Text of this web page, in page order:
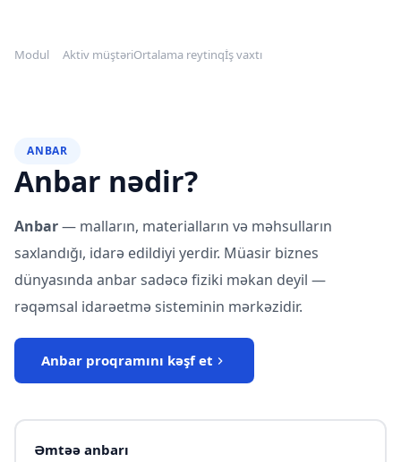
Modul Aktiv müştəriOrtalama reytinqİş vaxtı
ANBAR
Anbar nədir?
Anbar— malların, materialların və məhsulların
saxlandığı, idarə edildiyi yerdir. Müasir biznes
dünyasında anbar sadəcə fiziki məkan deyil —
rəqəmsal idarəetmə sisteminin mərkəzidir.
Anbar proqramını kəşf et
Əmtəə anbarı